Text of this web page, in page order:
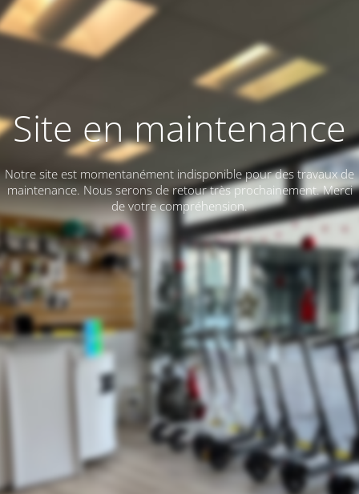
Site en maintenance
Notre site est momentanément indisponible pour des travaux de
maintenance. Nous serons de retour très prochainement. Merci
de votre compréhension.